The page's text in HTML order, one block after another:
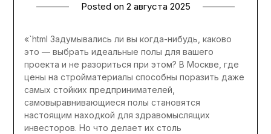
Posted on 2 августа 2025
«`html Задумывались ли вы когда-нибудь, каково
это — выбрать идеальные полы для вашего
проекта и не разориться при этом? В Москве, где
цены на стройматериалы способны поразить даже
самых стойких предпринимателей,
самовыравнивающиеся полы становятся
настоящим находкой для здравомыслящих
инвесторов. Но что делает их столь